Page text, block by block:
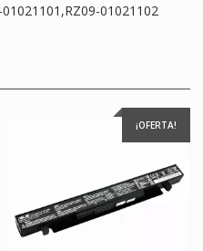
01021102
¡OFERTA!